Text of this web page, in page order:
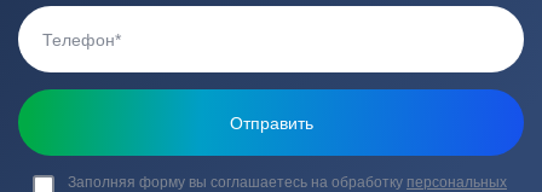
Заполняя форму вы соглашаетесь на обработку персональных